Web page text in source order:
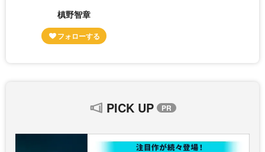
槙野智章
PICK UP